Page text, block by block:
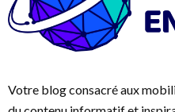
Votre blog consacré aux